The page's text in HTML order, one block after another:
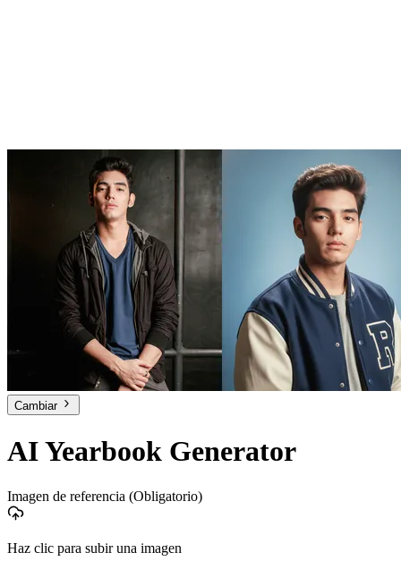
Cambiar
AI Yearbook Generator
Imagen de referencia (Obligatorio)
Haz clic para subir una imagen